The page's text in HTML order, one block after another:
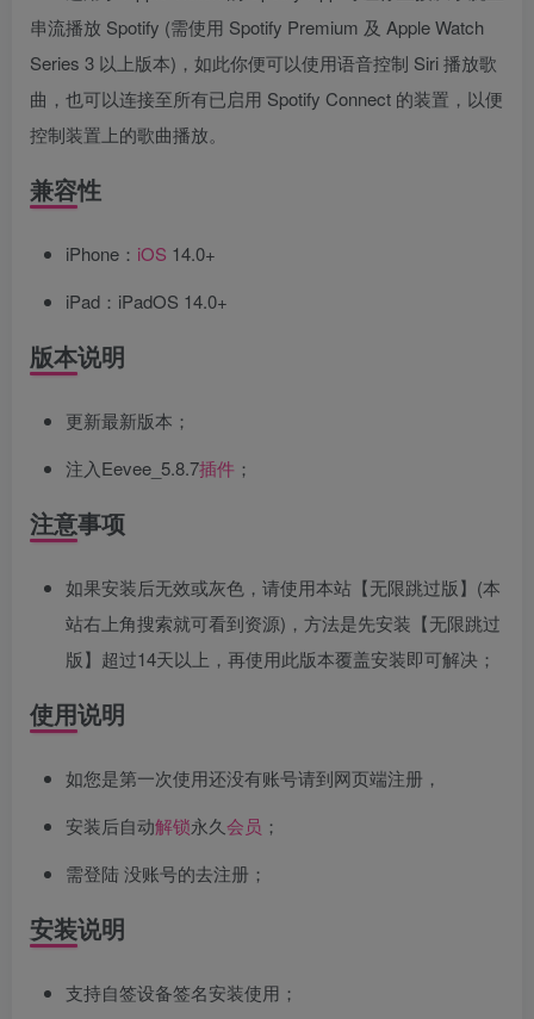
串流播放 Spotify (需使用 Spotify Premium 及 Apple Watch
Series 3 以上版本)，如此你便可以使用语音控制 Siri 播放歌
曲，也可以连接至所有已启用 Spotify Connect 的装置，以便
控制装置上的歌曲播放。
兼容性
iPhone： iOS 14.0+
iPad：iPadOS 14.0+
版本说明
更新最新版本；
注入Eevee_5.8.7插件 ；
注意事项
如果安装后无效或灰色，请使用本站【无限跳过版】(本
站右上角搜索就可看到资源)，方法是先安装【无限跳过
版】超过14天以上，再使用此版本覆盖安装即可解决；
使用说明
如您是第一次使用还没有账号请到网页端注册，
安装后自动解锁永久会员 ；
需登陆 没账号的去注册；
安装说明
支持自签设备签名安装使用；